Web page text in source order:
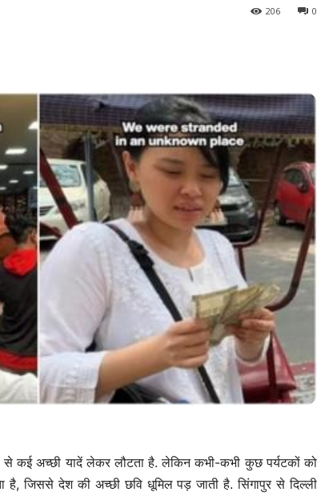
0
206
से कई अच्छी यादें लेकर लौटता है. लेकिन कभी-कभी कुछ पर्यटकों को
जिससे देश की अच्छी छवि धूमिल पड़ जाती है. सिंगापुर से दिल्ली
पालघर में भीषण सड़क हादसा, स्कूटी सवार की
मौत
Keshav Bhumi April 18, 2026